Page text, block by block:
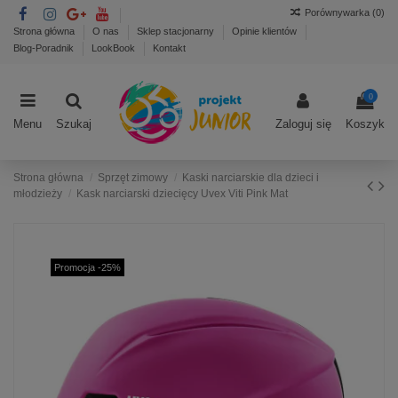
Strona główna O nas Sklep stacjonarny
Opinie klientów
Blog-Poradnik
LookBook Kontakt
Porównywarka (0)
Menu Szukaj Zaloguj się
0
Koszyk
Strona główna Sprzęt zimowy
Kaski narciarskie dla dzieci i
młodzieży
Kask narciarski dziecięcy Uvex Viti Pink Mat
Promocja -25%